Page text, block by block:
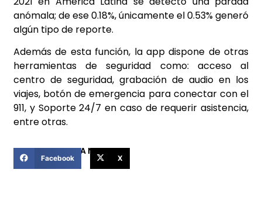
anómala; de ese 0.18%, únicamente el 0.53% generó
algún tipo de reporte.
Además de esta función, la app dispone de otras
herramientas de seguridad como: acceso al
centro de seguridad, grabación de audio en los
viajes, botón de emergencia para conectar con el
911, y Soporte 24/7 en caso de requerir asistencia,
entre otras.
COMPARTIR ESTA NOTICIA
Facebook X